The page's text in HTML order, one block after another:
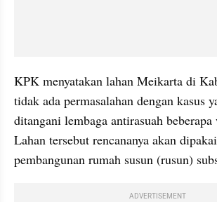
KPK menyatakan lahan Meikarta di
tidak ada permasalahan dengan kasus
ditangani lembaga antirasuah
Lahan tersebut rencananya akan
pembangunan rumah susun (rusun)
ADVERTISEMENT